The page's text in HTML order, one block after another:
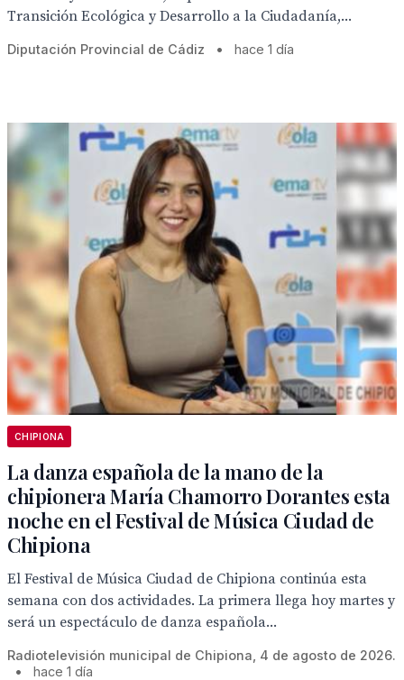
Transición Ecológica y Desarrollo a la Ciudadanía,...
Diputación Provincial de Cádiz • hace 1 día
CHIPIONA
La danza española de la mano de la
chipionera María Chamorro Dorantes esta
noche en el Festival de Música Ciudad de
Chipiona
El Festival de Música Ciudad de Chipiona continúa esta
semana con dos actividades. La primera llega hoy martes y
será un espectáculo de danza española...
Radiotelevisión municipal de Chipiona, 4 de agosto de 2026.
•
hace 1 día